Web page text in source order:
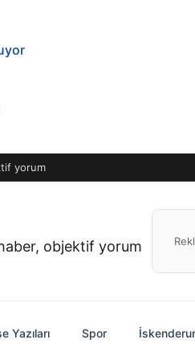
yorum
objektif yorum
Yazıları Spor